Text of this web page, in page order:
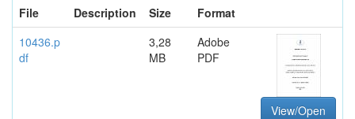
File
Description Size
Format
10436.p
df
3,28
MB
Adobe
PDF
View/Open